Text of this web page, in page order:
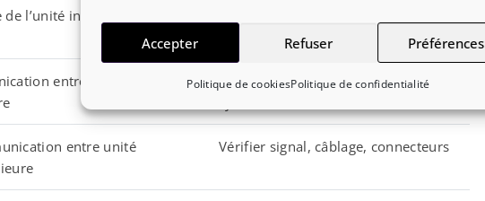
Accepter Refuser Préférences
Politique de cookiesPolitique de confidentialité
l’unité intérieure en défaut
remplacer si défaillant
entre l’unité intérieure
Vérifier câblage , connecteurs,
entre unité
Vérifier signal, câblage, connecteurs